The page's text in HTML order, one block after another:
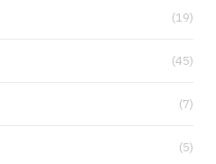
(19)
(45)
(7)
(5)